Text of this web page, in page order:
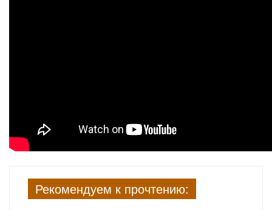
Рекомендуем к прочтению: